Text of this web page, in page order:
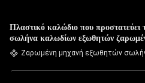
Πλαστικό καλώδιο που προστατεύει
σωλήνα καλωδίων εξωθητών
τη μηχανή
Ζαρωμένη μηχανή εξωθητών